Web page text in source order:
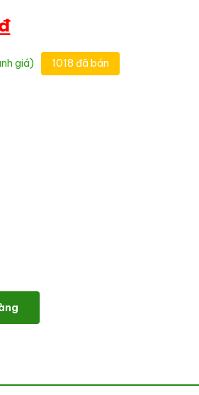
giá) 1018 đã bán
Agency WordPress Theme số lượng